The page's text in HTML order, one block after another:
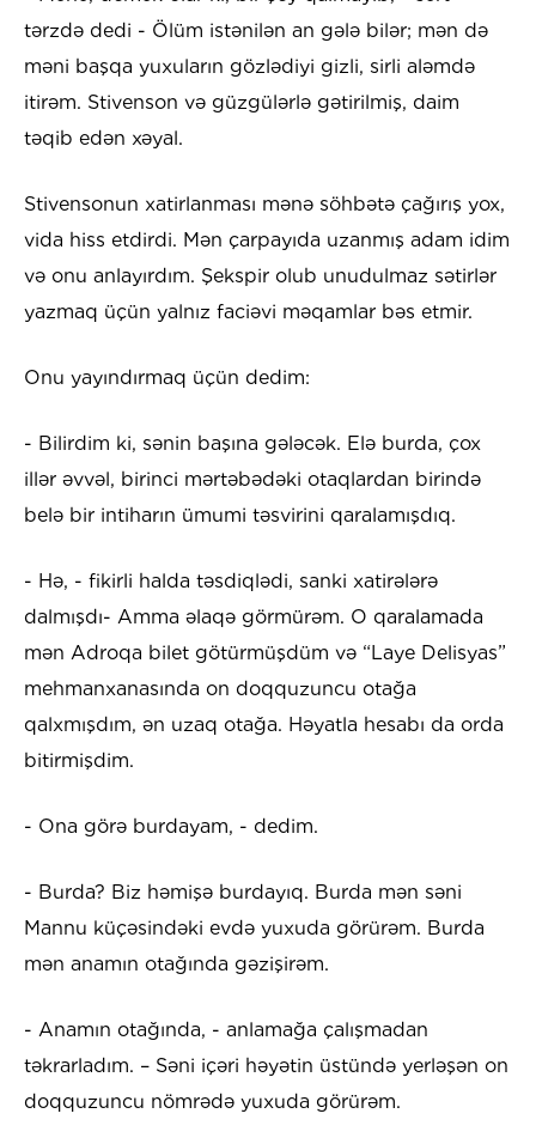
tərzdə dedi - Ölüm istənilən an gələ bilər; mən də
məni başqa yuxuların gözlədiyi gizli, sirli aləmdə
itirəm. Stivenson və güzgülərlə gətirilmiş, daim
təqib edən xəyal.
Stivensonun xatirlanması mənə söhbətə çağırış yox,
vida hiss etdirdi. Mən çarpayıda uzanmış adam idim
və onu anlayırdım. Şekspir olub unudulmaz sətirlər
yazmaq üçün yalnız faciəvi məqamlar bəs etmir.
Onu yayındırmaq üçün dedim:
- Bilirdim ki, sənin başına gələcək. Elə burda, çox
illər əvvəl, birinci mərtəbədəki otaqlardan birində
belə bir intiharın ümumi təsvirini qaralamışdıq.
- Hə, - fikirli halda təsdiqlədi, sanki xatirələrə
dalmışdı- Amma əlaqə görmürəm. O qaralamada
mən Adroqa bilet götürmüşdüm və “Laye Delisyas”
mehmanxanasında on doqquzuncu otağa
qalxmışdım, ən uzaq otağa. Həyatla hesabı da orda
bitirmişdim.
- Ona görə burdayam, - dedim.
- Burda? Biz həmişə burdayıq. Burda mən səni
Mannu küçəsindəki evdə yuxuda görürəm. Burda
mən anamın otağında gəzişirəm.
- Anamın otağında, - anlamağa çalışmadan
təkrarladım. – Səni içəri həyətin üstündə yerləşən on
doqquzuncu nömrədə yuxuda görürəm.